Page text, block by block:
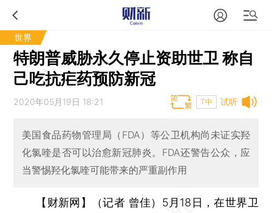
世界
特朗普威胁永久停止资助世卫 称自
己吃抗疟药预防新冠
试听
2020年05月19日 18:21 T中
美国食品药物管理局（FDA）等公卫机构尚未证实羟
化氯喹是否可以治愈新冠肺炎。FDA还警告公众，应
当警惕羟化氯喹可能带来的严重副作用
【财新网】（记者 曾佳） 5月18日，在世界卫